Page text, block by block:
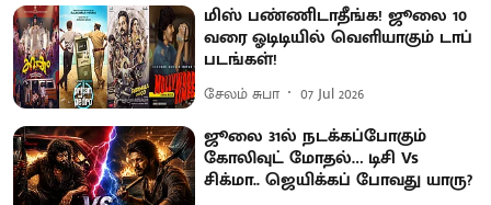
மிஸ் பண்ணிடாதீங்க! ஜூலை 10
வரை ஓடிடியில் வெளியாகும் டாப்
படங்கள்!
சேலம் சுபா 07 Jul 2026
ஜூலை 31ல் நடக்கப்போகும்
கோலிவுட் மோதல்… டிசி Vs
சிக்மா.. ஜெயிக்கப் போவது யாரு?